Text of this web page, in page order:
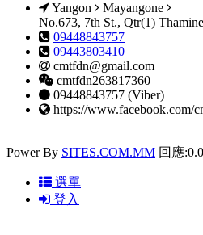
Yangon
Mayangone
No.673, 7th St., Qtr(1)
09448843757
09443803410
cmtfdn@gmail.com
cmtfdn263817360
09448843757 (Viber)
https://www.facebook.com/
Power By SITES.COM.MM 回應
選單
登入